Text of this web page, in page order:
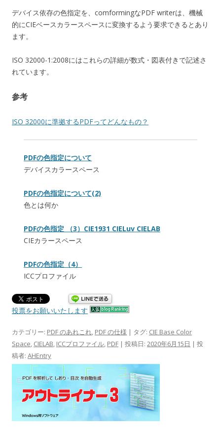
デバイス依存の色指定を、comformingなPDF writerは、機械
的にCIEベースカラースペースに変換するよう要求できるとあり
ます。
ISO 32000-1:2008にはこれらの詳細が数式・図表付きで記述さ
れています。
参考
ISO 32000に準拠するPDFってどんなもの？
PDFの色指定について
デバイスカラースペース
PDFの色指定について(2)
色とは何か
PDFの色指定 （3）CIE1931 CIELuv CIELAB
CIEカラースペース
PDFの色指定（4）
ICCプロファイル
投票をお願いいたします
カテゴリー: PDF のあれこれ, PDF の仕様 | タグ: CIE Base Color
Space, CIELAB, ICCプロファイル, PDF | 投稿日: 2020年6月15日 | 投
稿者: AHEntry